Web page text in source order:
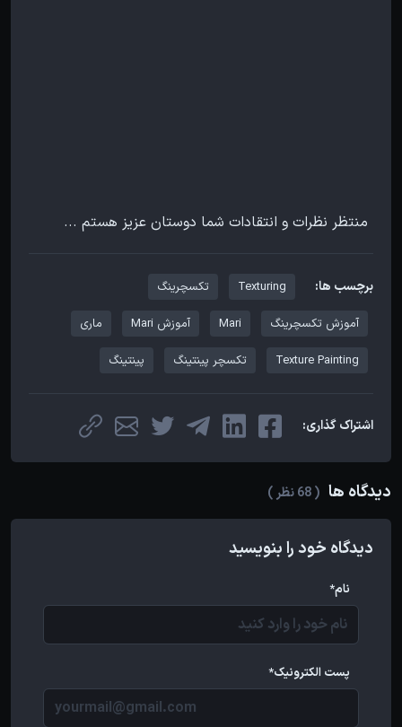
منتظر نظرات و انتقادات شما دوستان عزیز هستم ...
برچسب ها: Texturing تکسچرینگ
آموزش تکسچرینگ Mari آموزش Mari ماری
Texture Painting تکسچر پینتینگ پینتینگ
اشتراک گذاری:
دیدگاه ها ( 68 نظر )
دیدگاه خود را بنویسید
نام*
پست الکترونیک*